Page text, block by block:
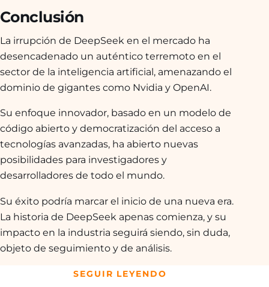
Conclusión
La irrupción de DeepSeek en el mercado ha
desencadenado un auténtico terremoto en el
sector de la inteligencia artificial, amenazando el
dominio de gigantes como Nvidia y OpenAI.
Su enfoque innovador, basado en un modelo de
código abierto y democratización del acceso a
tecnologías avanzadas, ha abierto nuevas
posibilidades para investigadores y
desarrolladores de todo el mundo.
Su éxito podría marcar el inicio de una nueva era.
La historia de DeepSeek apenas comienza, y su
impacto en la industria seguirá siendo, sin duda,
objeto de seguimiento y de análisis.
SEGUIR LEYENDO